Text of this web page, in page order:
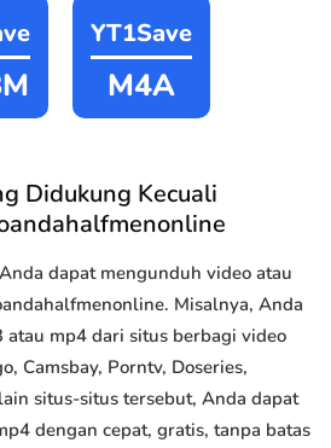
YT1Save
M4A
Didukung Kecuali
dapat mengunduh video atau
Misalnya, Anda
mp4 dari situs berbagi video
Camsbay, Porntv, Doseries,
situs-situs tersebut, Anda dapat
dengan cepat, gratis, tanpa batas